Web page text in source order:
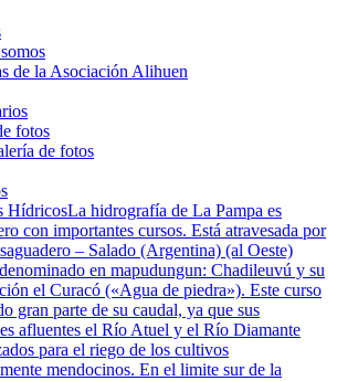
de la Asociación Alihuen
fotos
de fotos
HídricosLa hidrografía de La Pampa es
con importantes cursos. Está atravesada por
– Salado (Argentina) (al Oeste)
en mapudungun: Chadileuvú y su
el Curacó («Agua de piedra»). Este curso
gran parte de su caudal, ya que sus
afluentes el Río Atuel y el Río Diamante
para el riego de los cultivos
mendocinos. En el limite sur de la